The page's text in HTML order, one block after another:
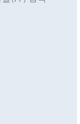
아지고 있
뇌는 것은
억8000만